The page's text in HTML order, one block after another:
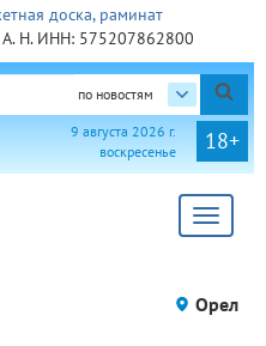
Н. ИНН: 575207862800
по новостям
18+
9 августа 2026 г.
воскресенье
Toggle
Орел